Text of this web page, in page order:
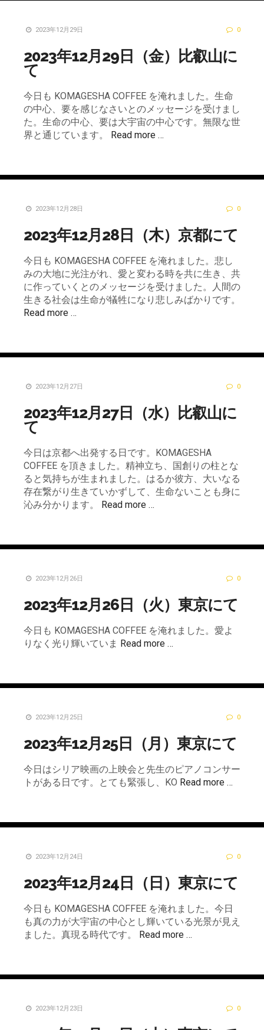
2023年12月29日 0
2023年12月29日（金）比叡山に
て
今日も KOMAGESHA COFFEE を淹れました。生命
の中心、要を感じなさいとのメッセージを受けまし
た。生命の中心、要は大宇宙の中心です。無限な世
界と通じています。
Read more …
2023年12月28日 0
2023年12月28日（木）京都にて
今日も KOMAGESHA COFFEE を淹れました。悲し
みの大地に光注がれ、愛と変わる時を共に生き、共
に作っていくとのメッセージを受けました。人間の
生きる社会は生命が犠牲になり悲しみばかりです。
Read more …
2023年12月27日 0
2023年12月27日（水）比叡山に
て
今日は京都へ出発する日です。KOMAGESHA
COFFEE を頂きました。精神立ち、国創りの柱とな
ると気持ちが生まれました。はるか彼方、大いなる
存在繋がり生きていかずして、生命ないことも身に
沁み分かります。
Read more …
2023年12月26日 0
2023年12月26日（火）東京にて
今日も KOMAGESHA COFFEE を淹れました。愛よ
りなく光り輝いていま Read more …
2023年12月25日 0
2023年12月25日（月）東京にて
今日はシリア映画の上映会と先生のピアノコンサー
トがある日です。とても緊張し、KO Read more …
2023年12月24日 0
2023年12月24日（日）東京にて
今日も KOMAGESHA COFFEE を淹れました。今日
も真の力が大宇宙の中心とし輝いている光景が見え
ました。真現る時代です。
Read more …
2023年12月23日 0